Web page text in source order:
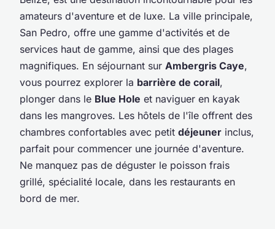
amateurs d'aventure et de luxe. La ville principale,
San Pedro, offre une gamme d'activités et de
services haut de gamme, ainsi que des plages
magnifiques. En séjournant sur Ambergris Caye,
vous pourrez explorer la barrière de corail,
plonger dans le Blue Hole et naviguer en kayak
dans les mangroves. Les hôtels de l'île offrent des
chambres confortables avec petit déjeuner inclus,
parfait pour commencer une journée d'aventure.
Ne manquez pas de déguster le poisson frais
grillé, spécialité locale, dans les restaurants en
bord de mer.